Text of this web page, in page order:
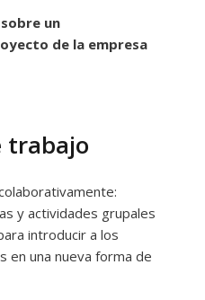
un
de la empresa
trabajo
y actividades grupales
introducir a los
en una nueva forma de